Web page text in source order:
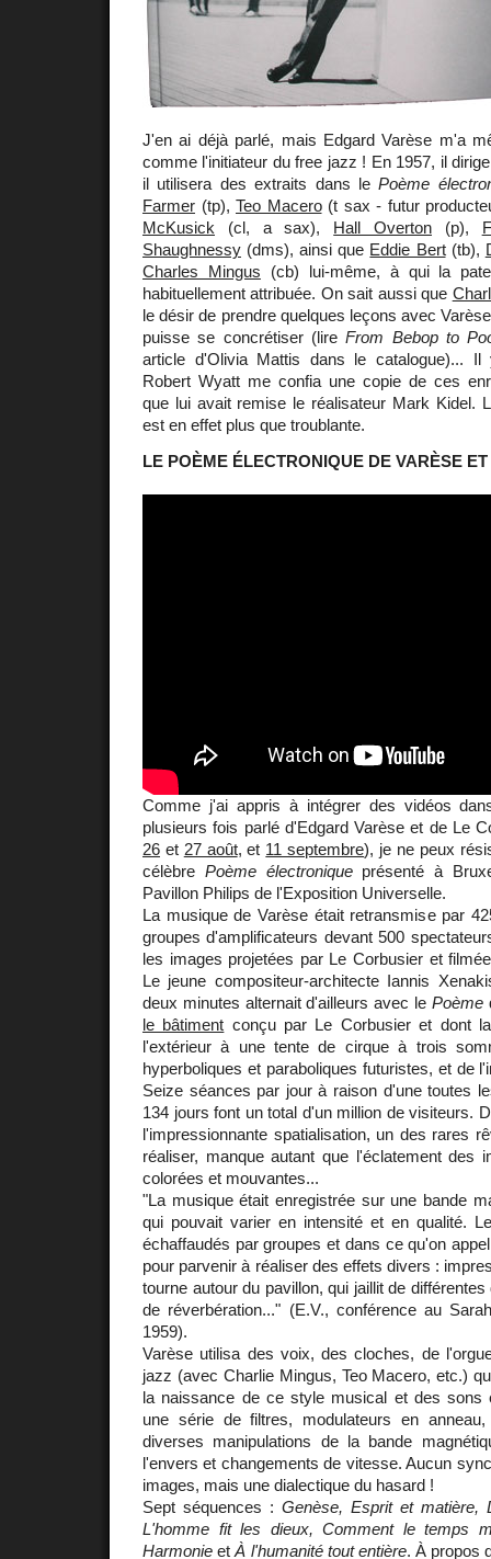
J'en ai déjà parlé, mais Edgard Varèse m'a
comme l'initiateur du free jazz ! En 1957, il
il utilisera des extraits dans lePoème
Farmer (tp), Teo Macero(t sax - futur
McKusick (cl, a sax), Hall Overton (p),
Shaughnessy (dms), ainsi que Eddie Bert(tb),
Charles Mingus (cb) lui-même, à qui la
habituellement attribuée. On sait aussi que
le désir de prendre quelques leçons avec
puisse se concrétiser (lireFrom Bebop to
article d'Olivia Mattis dans le catalogue)... Il
Robert Wyatt me confia une copie de ces
que lui avait remise le réalisateur Mark Kidel.
est en effet plus que troublante.
LE POÈME ÉLECTRONIQUE DE VARÈSE
Comme j'ai appris à intégrer des vidéos
plusieurs fois parlé d'Edgard Varèse et de Le
26 et 27 août, et 11 septembre), je ne peux
célèbre Poème électroniqueprésenté à
Pavillon Philips de l'Exposition Universelle.
La musique de Varèse était retransmise par
groupes d'amplificateurs devant 500
les images projetées par Le Corbusier et
Le jeune compositeur-architecte Iannis
deux minutes alternait d'ailleurs avec le Poème
le bâtiment conçu par Le Corbusier et dont
l'extérieur à une tente de cirque à trois
hyperboliques et paraboliques futuristes, et de
Seize séances par jour à raison d'une toutes
134 jours font un total d'un million de visiteurs.
l'impressionnante spatialisation, un des rares
réaliser, manque autant que l'éclatement des
colorées et mouvantes...
"La musique était enregistrée sur une bande
qui pouvait varier en intensité et en qualité.
échaffaudés par groupes et dans ce qu'on
pour parvenir à réaliser des effets divers :
tourne autour du pavillon, qui jaillit de
de réverbération..." (E.V., conférence au
1959).
Varèse utilisa des voix, des cloches, de
jazz (avec Charlie Mingus, Teo Macero, etc.)
la naissance de ce style musical et des sons
une série de filtres, modulateurs en
diverses manipulations de la bande
l'envers et changements de vitesse. Aucun
images, mais une dialectique du hasard !
Sept séquences : Genèse, Esprit et matière,
L'homme fit les dieux, Comment le temps
Harmonie etÀ l'humanité tout entière. À propos